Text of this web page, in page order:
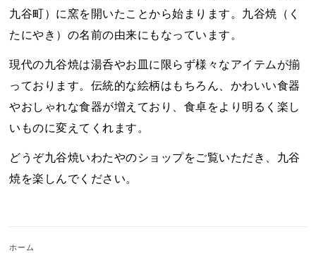
九谷町）に窯を開いたことから始まります。九谷焼（く
たにやき）の名前の由来にもなっています。
現代の九谷焼は湯呑やお皿に限らず様々なアイテムが揃
っております。伝統的な絵柄はもちろん、かわいい食器
やおしゃれな食器が増えており、食卓をより明るく楽し
いものに変えてくれます。
どうぞ九谷焼いわたやのショップをご覧いただき、九谷
焼を楽しんでください。
ホーム